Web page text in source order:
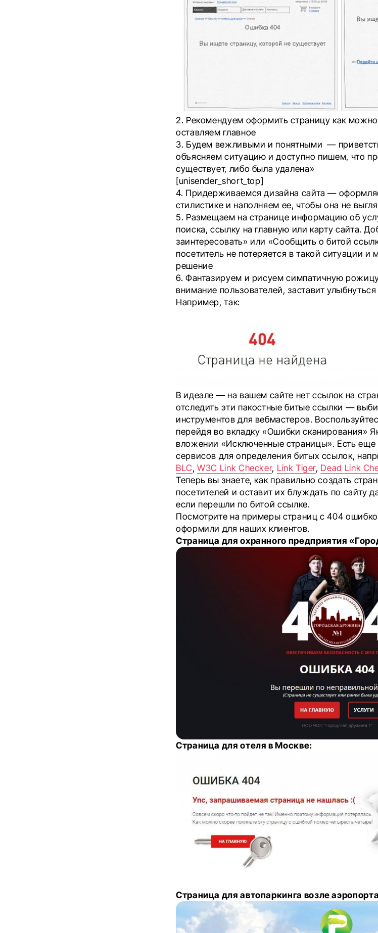
2. Рекомендуем оформить страницу как
оставляем главное
3. Будем вежливыми и понятными —
объясняем ситуацию и доступно пишем, что
существует, либо была удалена»
[unisender_short_top]
4. Придерживаемся дизайна сайта —
стилистике и наполняем ее, чтобы она не
5. Размещаем на странице информацию об
поиска, ссылку на главную или карту сайта.
заинтересовать» или «Сообщить о битой
посетитель не потеряется в такой ситуации и
решение
6. Фантазируем и рисуем симпатичную
внимание пользователей, заставит
Например, так:
В идеале — на вашем сайте нет ссылок на
отследить эти пакостные битые ссылки —
инструментов для вебмастеров.
перейдя во вкладку «Ошибки сканирования»
вложении «Исключенные страницы». Есть еще
сервисов для определения битых ссылок,
BLC,W3C Link Checker, Link Tiger, Dead Link
Теперь вы знаете, как правильно создать
посетителей и оставит их блуждать по сайту
если перешли по битой ссылке.
Посмотрите на примеры страниц с 404
оформили для наших клиентов.
Страница для охранного предприятия
Страница для отеля в Москве:
Страница для автопаркинга возле